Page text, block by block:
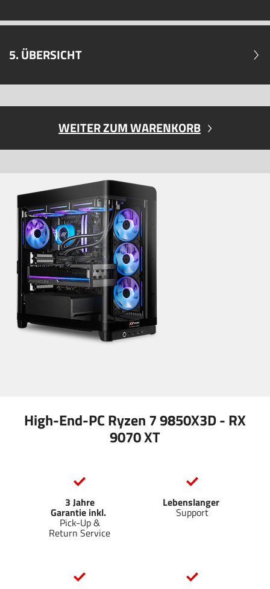
5. ÜBERSICHT
WEITER ZUM WARENKORB
High-End-PC Ryzen 7 9850X3D - RX
9070 XT
3 Jahre
Garantie inkl.
Pick-Up &
Return Service
Lebenslanger
Support